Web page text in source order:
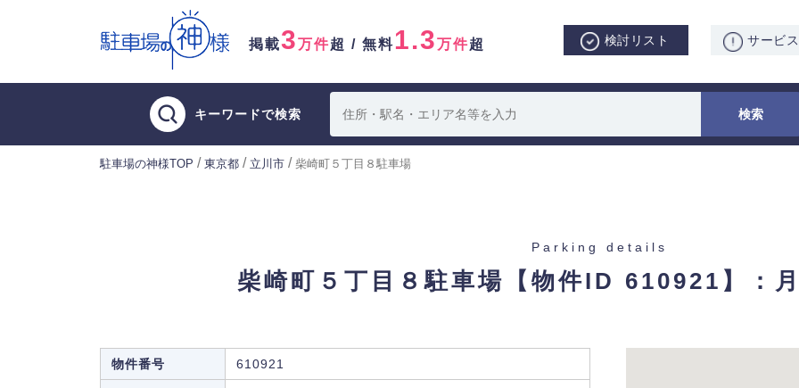
掲載3万件超 / 無料1.3万件超 検討リスト サービ
キーワードで検索
駐車場の神様TOP / 東京都 / 立川市 / 柴崎町５丁目８駐車場
Parking details
柴崎町５丁目８駐車場 【物件ID 610921】：
物件番号 610921